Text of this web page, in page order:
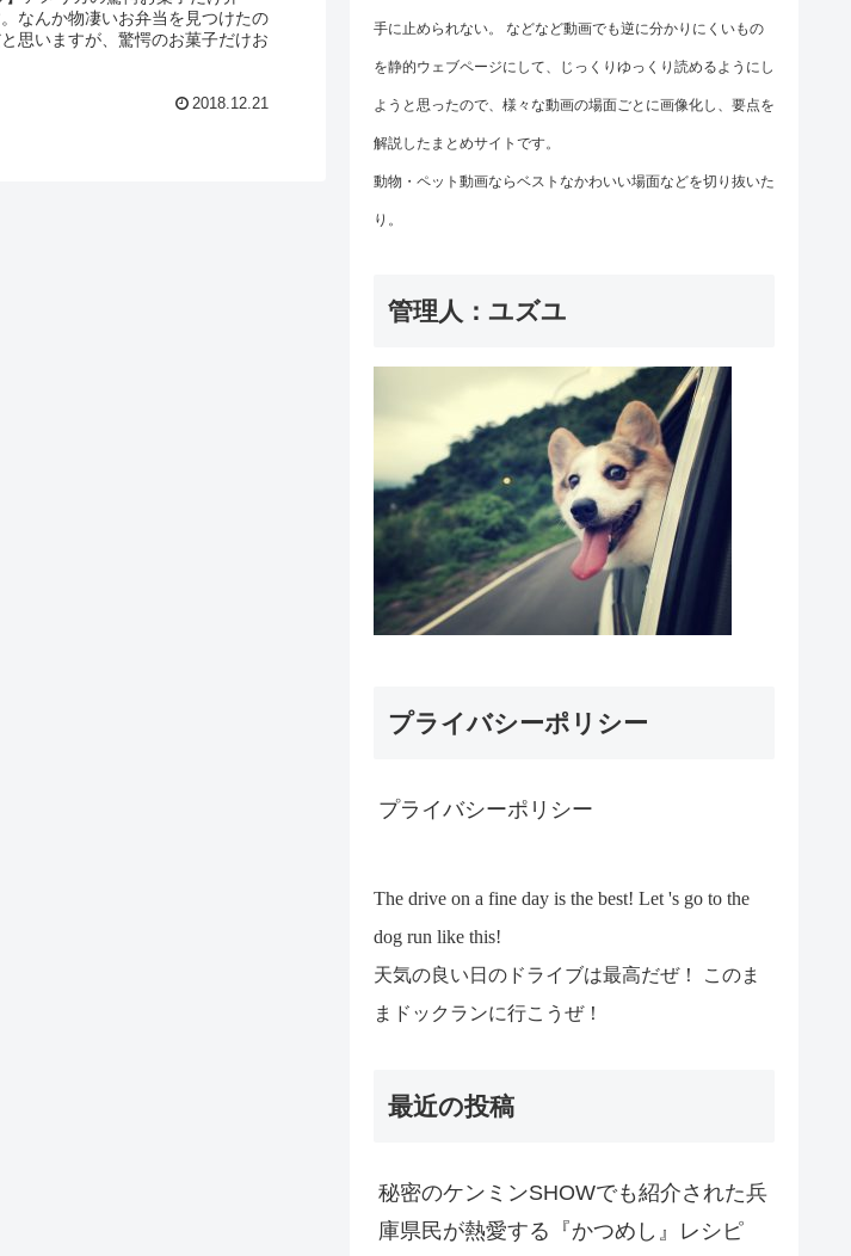
なんか物凄いお弁当を見つけたの
思いますが、驚愕のお菓子だけお
2018.12.21
手に止められない。 などなど動画でも逆に分かりにくいもの
を静的ウェブページにして、じっくりゆっくり読めるようにし
ようと思ったので、様々な動画の場面ごとに画像化し、要点を
解説したまとめサイトです。
動物・ペット動画ならベストなかわいい場面などを切り抜いた
り。
管理人：ユズユ
プライバシーポリシー
プライバシーポリシー
The drive on a fine day is the best! Let 's go to the
dog run like this!
天気の良い日のドライブは最高だぜ！ このま
まドックランに行こうぜ！
最近の投稿
秘密のケンミンSHOWでも紹介された兵
庫県民が熱愛する『かつめし』レシピ